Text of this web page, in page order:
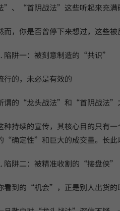
”、“首阴战法”这些听起来充满
而，你是否曾停下来想过，这些
陷阱一：被刻意制造的“共识”
行的，未必是有效的
谓的“龙头战法”和“首阴战法”
种持续的宣传，其核心目的只有
“确定性”和巨大的成交量。长此
陷阱二：被精准收割的“接盘侠”
看到的“机会”，正是别人出货的